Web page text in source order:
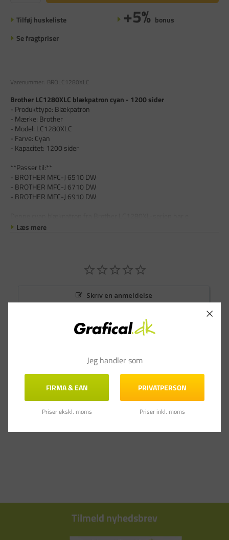
Tilføj huskeliste +5% bonus
Se fragtpriser
Varenummer: BROLC1280XLC
Brother LC1280XLC blækpatron cyan - 1200 sider
- Produkttype: Blækpatron
- Mærke: Brother
- Model: LC1280XLC
- Farve: Cyan
- Kapacitet: 1200 sider
**Passer til:**
- BROTHER MFC-J 6510 DW
- BROTHER MFC-J 6710 DW
- BROTHER MFC-J 6910 DW
Læs mere
Skriv en anmeldelse
Stil et spørgsmål
Tilmeld nyhedsbrev
Jeg handler som
FIRMA & EAN
Priser ekskl. moms
PRIVATPERSON
Priser inkl. moms